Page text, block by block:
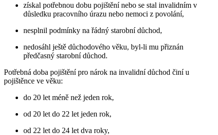
získal potřebnou dobu pojištění nebo se stal invalidním v
důsledku pracovního úrazu nebo nemoci z povolání,
nesplnil podmínky na řádný starobní důchod,
nedosáhl ještě důchodového věku, byl-li mu přiznán
předčasný starobní důchod.
Potřebná doba pojištění pro nárok na invalidní důchod činí u
pojištěnce ve věku:
do 20 let méně než jeden rok,
od 20 let do 22 let jeden rok,
od 22 let do 24 let dva roky,